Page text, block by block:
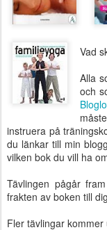
Vad
Alla
och
instruera på
du länkar till min
vilken bok du vill ha
Tävlingen pågår
frakten av boken till
Fler tävlingar